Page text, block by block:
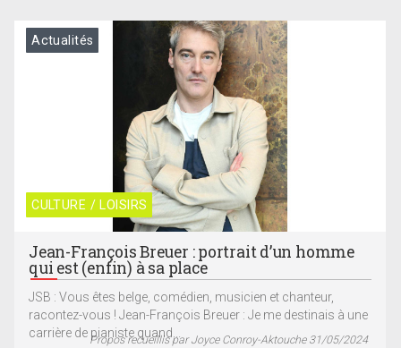
CULTURE / LOISIRS
Actualités
Jean-François Breuer : portrait d’un homme
qui est (enfin) à sa place
JSB : Vous êtes belge, comédien, musicien et chanteur,
racontez-vous ! Jean-François Breuer : Je me destinais à une
carrière de pianiste quand...
Propos recueillis par Joyce Conroy-Aktouche 31/05/2024